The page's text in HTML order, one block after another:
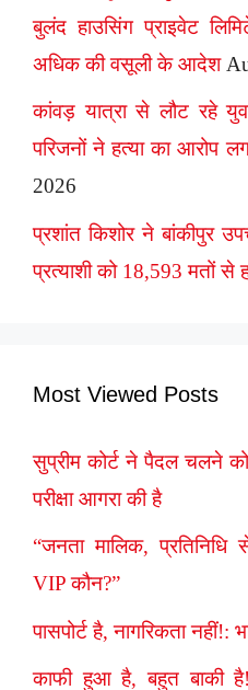
बुलंद हाउसिंग प्राइवेट
अधिक की वसूली के आदेश
कांवड़ यात्रा से लौट रहे
परिजनों ने हत्या का आरोप
2026
प्रशांत किशोर ने बांकीपुर
प्रत्याशी को 18,593 मतों से
Most Viewed Posts
सुप्रीम कोर्ट ने पैदल चलने
परीक्षा आगरा की है
“जनता मालिक,
VIP कौन?”
पासपोर्ट है, नागरिकता नहीं!:
काफी हुआ है, बहुत बाकी